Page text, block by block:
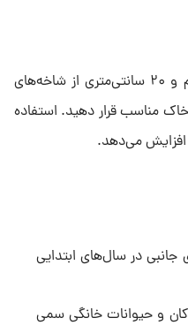
برای تکثیر، در تابستان قلمه‌ای سالم و ۲۰ سانتی‌متری از شاخه‌های
مناسب قرار دهید. استفاده
می‌دهد.
در سال‌های ابتدایی
و حیوانات خانگی سمی